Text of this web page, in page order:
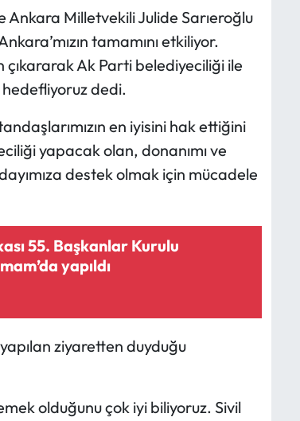
Ankara Milletvekili Julide Sarıeroğlu
tamamını etkiliyor.
çıkararak Ak Parti belediyeciliği ile
hedefliyoruz dedi.
en iyisini hak ettiğini
yapacak olan, donanımı ve
destek olmak için mücadele
55. Başkanlar Kurulu
yapıldı
ziyaretten duyduğu
olduğunu çok iyi biliyoruz. Sivil